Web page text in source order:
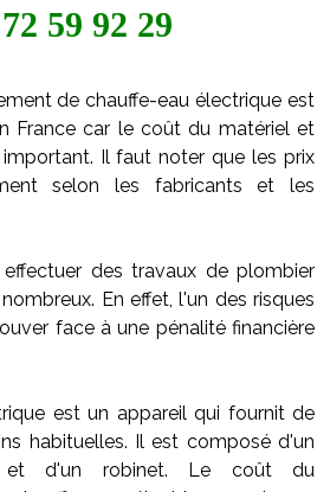
59 92 29
de chauffe-eau électrique est
France car le coût du matériel et
Il faut noter que les prix
selon les fabricants et les
des travaux de plombier
En effet, l'un des risques
face à une pénalité financière
est un appareil qui fournit de
habituelles. Il est composé d'un
et d'un robinet. Le coût du